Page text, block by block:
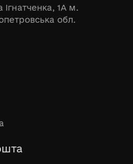
Ігнатченка, 1А м.
обл.